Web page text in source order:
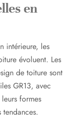
en
intérieure, les
évoluent. Les
de toiture sont
GR13, avec
formes